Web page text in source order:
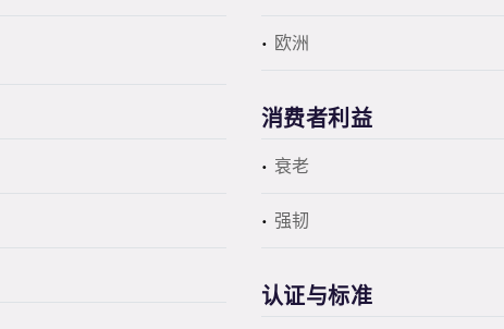
欧洲
消费者利益
衰老
强韧
认证与标准